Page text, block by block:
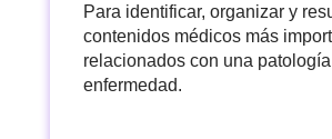
Para identificar, organizar y
contenidos médicos más
relacionados con una
enfermedad.